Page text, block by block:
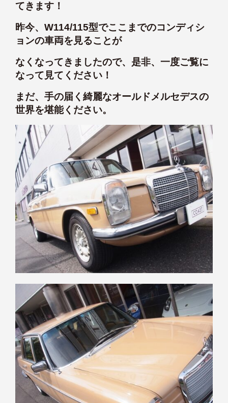
てきます！
昨今、W114/115型でここまでのコンディシ
ョンの車両を見ることが
なくなってきましたので、是非、一度ご覧に
なって見てください！
まだ、手の届く綺麗なオールドメルセデスの
世界を堪能ください。